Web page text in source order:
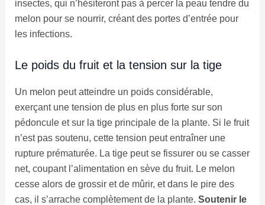
insectes, qui n’hésiteront pas à percer la peau tendre du
melon pour se nourrir, créant des portes d’entrée pour
les infections.
Le poids du fruit et la tension sur la tige
Un melon peut atteindre un poids considérable,
exerçant une tension de plus en plus forte sur son
pédoncule et sur la tige principale de la plante. Si le fruit
n’est pas soutenu, cette tension peut entraîner une
rupture prématurée. La tige peut se fissurer ou se casser
net, coupant l’alimentation en sève du fruit. Le melon
cesse alors de grossir et de mûrir, et dans le pire des
cas, il s’arrache complètement de la plante. Soutenir le